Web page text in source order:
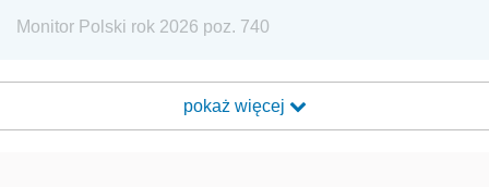
Monitor Polski rok 2026 poz. 740
pokaż więcej